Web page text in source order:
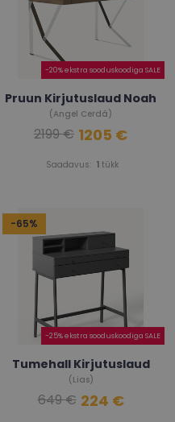
-20% ekstra sooduskoodiga SALE
Pruun Kirjutuslaud Noah
(Angel Cerdá)
Saadavus: 1tükk
2199 € 1205 €
-65%
-25% ekstra sooduskoodiga SALE
Tumehall Kirjutuslaud
(Lias)
649 € 224 €